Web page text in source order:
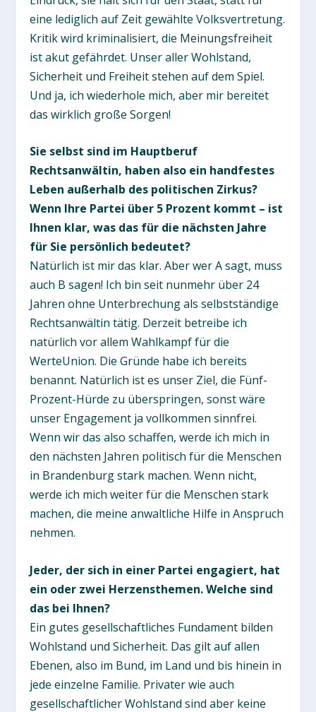
eine lediglich auf Zeit gewählte Volksvertretung.
Kritik wird kriminalisiert, die Meinungsfreiheit
ist akut gefährdet. Unser aller Wohlstand,
Sicherheit und Freiheit stehen auf dem Spiel.
Und ja, ich wiederhole mich, aber mir bereitet
das wirklich große Sorgen!
Sie selbst sind im Hauptberuf
Rechtsanwältin, haben also ein handfestes
Leben außerhalb des politischen Zirkus?
Wenn Ihre Partei über 5 Prozent kommt – ist
Ihnen klar, was das für die nächsten Jahre
für Sie persönlich bedeutet?
Natürlich ist mir das klar. Aber wer A sagt, muss
auch B sagen! Ich bin seit nunmehr über 24
Jahren ohne Unterbrechung als selbstständige
Rechtsanwältin tätig. Derzeit betreibe ich
natürlich vor allem Wahlkampf für die
WerteUnion. Die Gründe habe ich bereits
benannt. Natürlich ist es unser Ziel, die Fünf-
Prozent-Hürde zu überspringen, sonst wäre
unser Engagement ja vollkommen sinnfrei.
Wenn wir das also schaffen, werde ich mich in
den nächsten Jahren politisch für die Menschen
in Brandenburg stark machen. Wenn nicht,
werde ich mich weiter für die Menschen stark
machen, die meine anwaltliche Hilfe in Anspruch
nehmen.
Jeder, der sich in einer Partei engagiert, hat
ein oder zwei Herzensthemen. Welche sind
das bei Ihnen?
Ein gutes gesellschaftliches Fundament bilden
Wohlstand und Sicherheit. Das gilt auf allen
Ebenen, also im Bund, im Land und bis hinein in
jede einzelne Familie. Privater wie auch
gesellschaftlicher Wohlstand sind aber keine